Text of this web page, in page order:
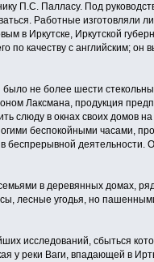
П.С. Палласу. Под
Работные изготовляли
в Иркут­ске, Иркутской
по качеству с английским; он
не более шести
Лаксмана, продукция
слюду в окнах своих домов
беспокойными часами,
беспрерывной деятельно­сти.
в деревянных домах,
лесные угодья, но
исследований, сбыться
у реки Ваги, впадающей в